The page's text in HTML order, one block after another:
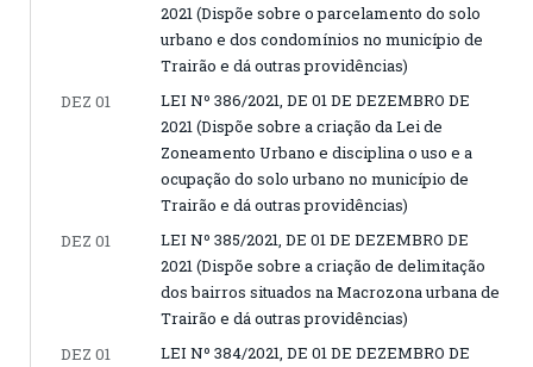
2021 (Dispõe sobre o parcelamento do solo
urbano e dos condomínios no município de
Trairão e dá outras providências)
DEZ 01
LEI Nº 386/2021, DE 01 DE DEZEMBRO DE
2021 (Dispõe sobre a criação da Lei de
Zoneamento Urbano e disciplina o uso e a
ocupação do solo urbano no município de
Trairão e dá outras providências)
DEZ 01
LEI Nº 385/2021, DE 01 DE DEZEMBRO DE
2021 (Dispõe sobre a criação de delimitação
dos bairros situados na Macrozona urbana de
Trairão e dá outras providências)
DEZ 01
LEI Nº 384/2021, DE 01 DE DEZEMBRO DE